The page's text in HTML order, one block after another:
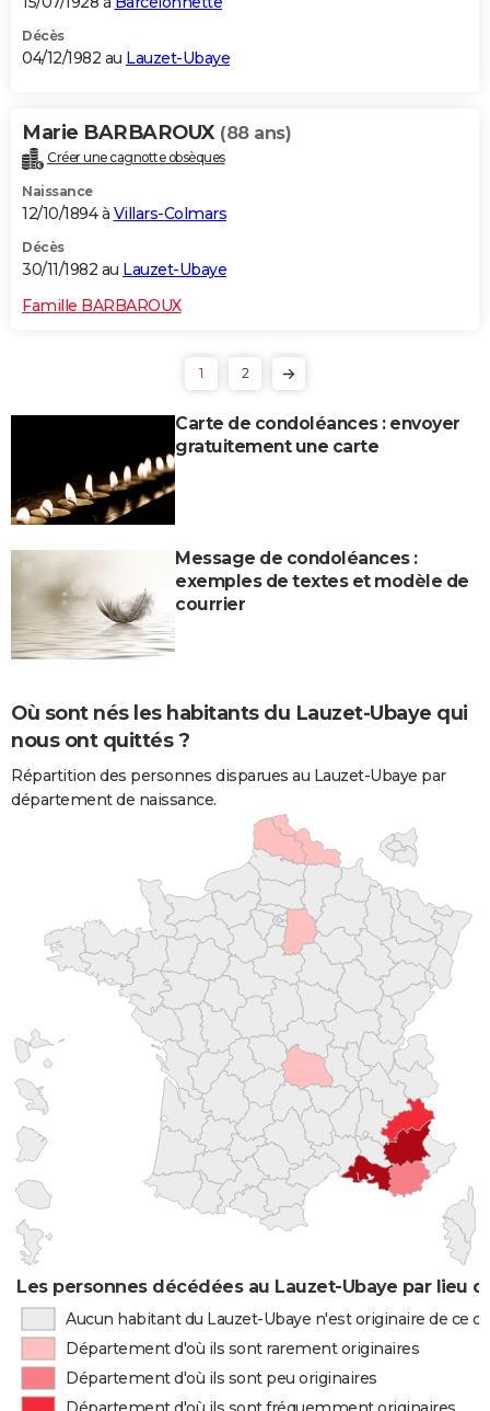
Décès
04/12/1982 au Lauzet-Ubaye
Marie BARBAROUX (88 ans)
Créer une cagnotte obsèques
Naissance
12/10/1894 à Villars-Colmars
Décès
30/11/1982 au Lauzet-Ubaye
Famille BARBAROUX
1 2
Carte de condoléances : envoyer
gratuitement une carte
Message de condoléances :
exemples de textes et modèle de
courrier
Où sont nés les habitants du Lauzet-Ubaye qui
nous ont quittés ?
Répartition des personnes disparues au Lauzet-Ubaye par
département de naissance.
Les personnes décédées au Lauzet-Ubaye par lieu
Aucun habitant du Lauzet-Ubaye n'est originaire de ce
Département d'où ils sont rarement originaires
Département d'où ils sont peu originaires